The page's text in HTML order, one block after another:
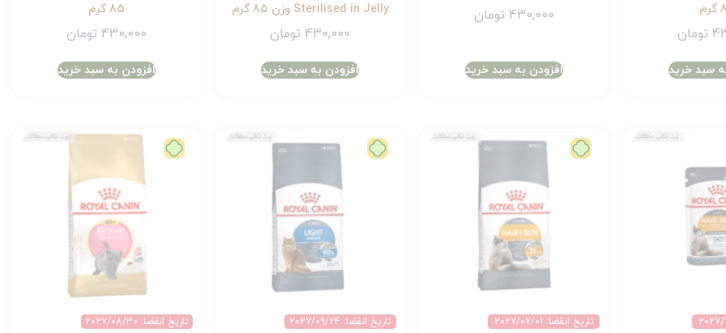
تومان
سبد خرید
430,000 تومان
افزودن به سبد خرید
Sterilised in Jelly وزن 85 گرم
430,000 تومان
افزودن به سبد خرید
85 گرم
430,000 تومان
افزودن به سبد خرید
تاریخ انقضا: 2027/07/01 تاریخ انقضا: 2027/09/24 تاریخ انقضا: 2027/08/30